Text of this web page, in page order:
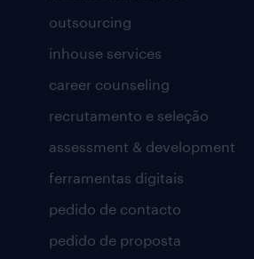
outsourcing
inhouse services
career counseling
recrutamento e seleção
assessment & development
ferramentas digitais
pedido de contacto
pedido de proposta